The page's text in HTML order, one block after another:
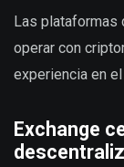
Las plataformas
operar con
experiencia en
Exchange